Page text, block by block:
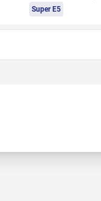
Super E5